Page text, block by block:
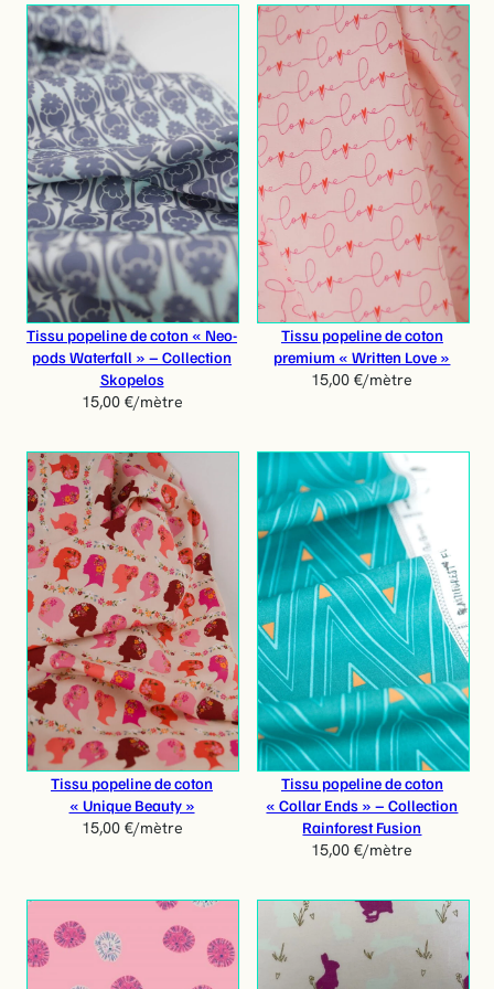
c
n
Tissu popeline de coton « Neo-
pods Waterfall » – Collection
Skopelos
15,00 €/mètre
Tissu popeline de coton
premium « Written Love »
15,00€/mètre
Tissu popeline de coton
« Unique Beauty »
15,00 €/mètre
Tissu popeline de coton
« Collar Ends » – Collection
Rainforest Fusion
15,00€/mètre